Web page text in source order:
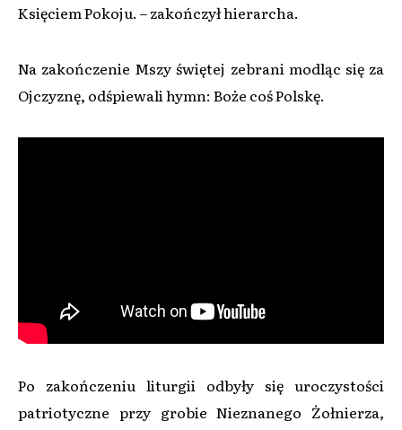
Księciem Pokoju. – zakończył hierarcha.
Na zakończenie Mszy świętej zebrani modląc się za
Ojczyznę, odśpiewali hymn: Boże coś Polskę.
Po zakończeniu liturgii odbyły się uroczystości
patriotyczne przy grobie Nieznanego Żołnierza,